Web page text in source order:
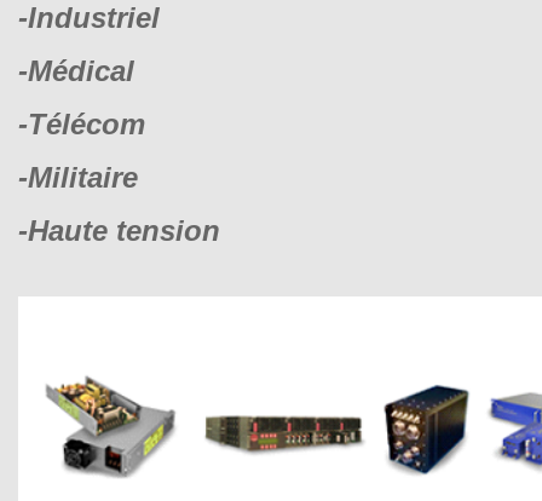
-Industriel
-Médical
-Télécom
-Militaire
-Haute tension